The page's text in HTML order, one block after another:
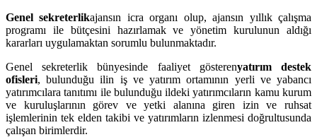
Genel sekreterlikajansın icra organı olup, ajansın yıllık çalışma
programı ile bütçesini hazırlamak ve yönetim kurulunun aldığı
kararları uygulamaktan sorumlu bulunmaktadır.
Genel sekreterlik bünyesinde faaliyet gösterenyatırım destek
ofisleri, bulunduğu ilin iş ve yatırım ortamının yerli ve yabancı
yatırımcılara tanıtımı ile bulunduğu ildeki yatırımcıların kamu kurum
ve kuruluşlarının görev ve yetki alanına giren izin ve ruhsat
işlemlerinin tek elden takibi ve yatırımların izlenmesi doğrultusunda
çalışan birimlerdir.